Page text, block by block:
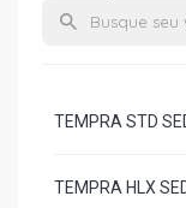
TEMPRA STD
TEMPRA HLX